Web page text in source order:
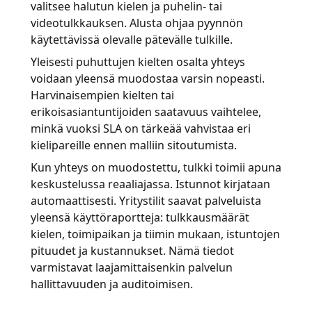
valitsee halutun kielen ja puhelin- tai
videotulkkauksen. Alusta ohjaa pyynnön
käytettävissä olevalle pätevälle tulkille.
Yleisesti puhuttujen kielten osalta yhteys
voidaan yleensä muodostaa varsin nopeasti.
Harvinaisempien kielten tai
erikoisasiantuntijoiden saatavuus vaihtelee,
minkä vuoksi SLA on tärkeää vahvistaa eri
kielipareille ennen malliin sitoutumista.
Kun yhteys on muodostettu, tulkki toimii apuna
keskustelussa reaaliajassa. Istunnot kirjataan
automaattisesti. Yritystilit saavat palveluista
yleensä käyttöraportteja: tulkkausmäärät
kielen, toimipaikan ja tiimin mukaan, istuntojen
pituudet ja kustannukset. Nämä tiedot
varmistavat laajamittaisenkin palvelun
hallittavuuden ja auditoimisen.